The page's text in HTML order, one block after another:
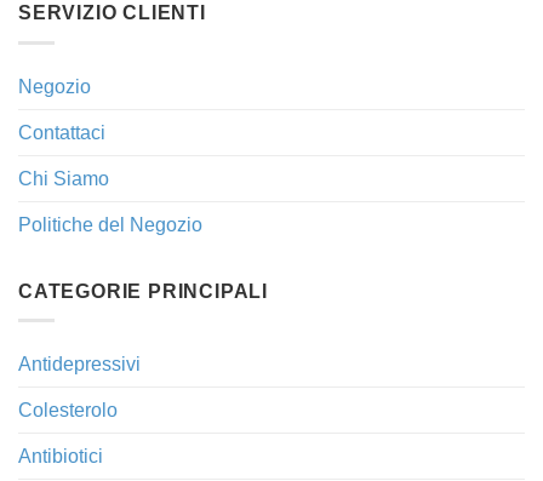
SERVIZIO CLIENTI
Negozio
Contattaci
Chi Siamo
Politiche del Negozio
CATEGORIE PRINCIPALI
Antidepressivi
Colesterolo
Antibiotici